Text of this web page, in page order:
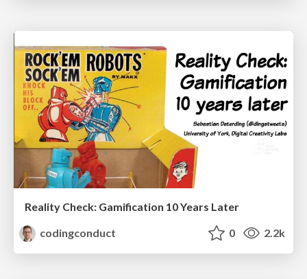
Reality Check: Gamification 10 Years Later
codingconduct
0 2.2k